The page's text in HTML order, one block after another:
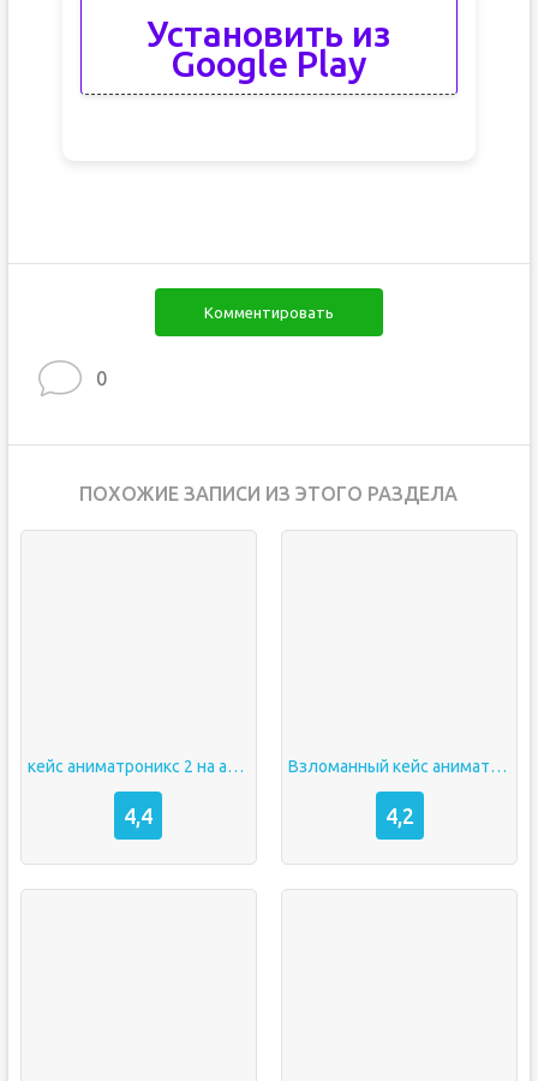
Установить из
Google Play
Комментировать
0
ПОХОЖИЕ ЗАПИСИ ИЗ ЭТОГО РАЗДЕЛА
кейс аниматроникс 2 на андроид
4,4
Взломанный кейс аниматроникс
4,2